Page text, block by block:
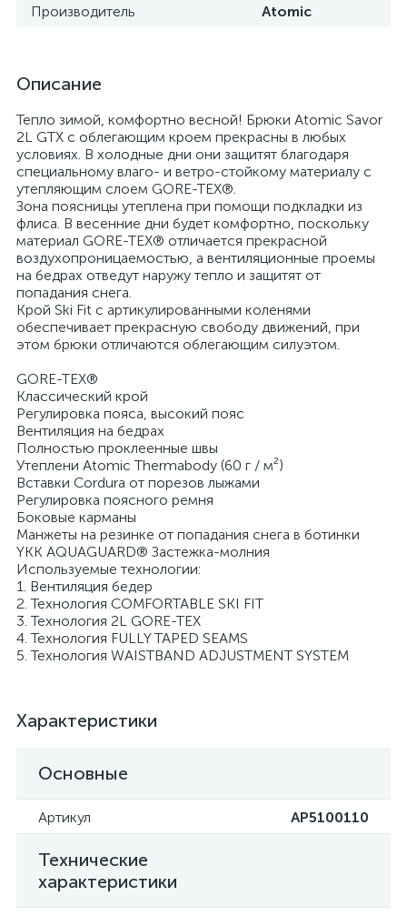
Производитель Atomic
Описание
Тепло зимой, комфортно весной! Брюки Atomic Savor
2L GTX с облегающим кроем прекрасны в любых
условиях. В холодные дни они защитят благодаря
специальному влаго- и ветро-стойкому материалу с
утепляющим слоем GORE-TEX®.
Зона поясницы утеплена при помощи подкладки из
флиса. В весенние дни будет комфортно, поскольку
материал GORE-TEX® отличается прекрасной
воздухопроницаемостью, а вентиляционные проемы
на бедрах отведут наружу тепло и защитят от
попадания снега.
Крой Ski Fit с артикулированными коленями
обеспечивает прекрасную свободу движений, при
этом брюки отличаются облегающим силуэтом.
GORE-TEX®
Классический крой
Регулировка пояса, высокий пояс
Вентиляция на бедрах
Полностью проклеенные швы
Утеплени Atomic Thermabody (60 г / м²)
Вставки Cordura от порезов лыжами
Регулировка поясного ремня
Боковые карманы
Манжеты на резинке от попадания снега в ботинки
YKK AQUAGUARD® Застежка-молния
Используемые технологии:
1. Вентиляция бедер
2. Технология COMFORTABLE SKI FIT
3. Технология 2L GORE-TEX
4. Технология FULLY TAPED SEAMS
5. Технология WAISTBAND ADJUSTMENT SYSTEM
Характеристики
Основные
Артикул AP5100110
Технические
характеристики